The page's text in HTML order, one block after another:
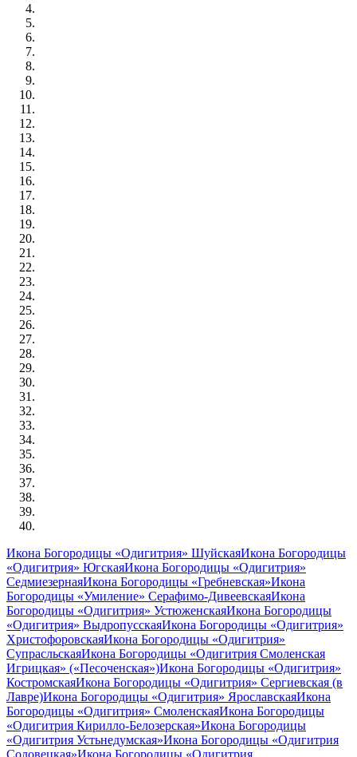
Икона Богородицы «Одигитрия» ШуйскаяИкона Богородицы
«Одигитрия» ЮгскаяИкона Богородицы «Одигитрия»
СедмиезернаяИкона Богородицы «Гребневская»Икона
Богородицы «Умиление» Серафимо-ДивеевскаяИкона
Богородицы «Одигитрия» УстюженскаяИкона Богородицы
«Одигитрия» ВыдропусскаяИкона Богородицы «Одигитрия»
ХристофоровскаяИкона Богородицы «Одигитрия»
СупрасльскаяИкона Богородицы «Одигитрия Смоленская
Игрицкая» («Песоченская»)Икона Богородицы «Одигитрия»
КостромскаяИкона Богородицы «Одигитрия» Сергиевская (в
Лавре)Икона Богородицы «Одигитрия» ЯрославскаяИкона
Богородицы «Одигитрия» СмоленскаяИкона Богородицы
«Одигитрия Кирилло-Белозерская»Икона Богородицы
«Одигитрия Устьнедумская»Икона Богородицы «Одигитрия
Соловецкая»Икона Богородицы «Одигитрия